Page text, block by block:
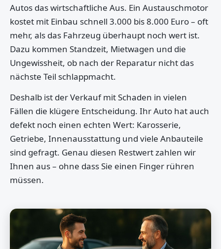
Autos das wirtschaftliche Aus. Ein Austauschmotor
kostet mit Einbau schnell 3.000 bis 8.000 Euro – oft
mehr, als das Fahrzeug überhaupt noch wert ist.
Dazu kommen Standzeit, Mietwagen und die
Ungewissheit, ob nach der Reparatur nicht das
nächste Teil schlappmacht.
Deshalb ist der Verkauf mit Schaden in vielen
Fällen die klügere Entscheidung. Ihr Auto hat auch
defekt noch einen echten Wert: Karosserie,
Getriebe, Innenausstattung und viele Anbauteile
sind gefragt. Genau diesen Restwert zahlen wir
Ihnen aus – ohne dass Sie einen Finger rühren
müssen.